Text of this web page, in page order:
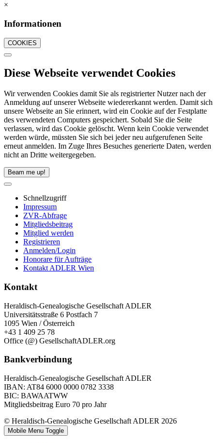
×
Informationen
COOKIES
Diese Webseite verwendet Cookies
Wir verwenden Cookies damit Sie als registrierter Nutzer nach der
Anmeldung auf unserer Webseite wiedererkannt werden. Damit sich
unsere Webseite an Sie erinnert, wird ein Cookie auf der Festplatte
des verwendeten Computers gespeichert. Sobald Sie die Seite
verlassen, wird das Cookie gelöscht. Wenn kein Cookie verwendet
werden würde, müssten Sie sich bei jeder neu aufgerufenen Seite
erneut anmelden. Im Zuge Ihres Besuches generierte Daten, werden
nicht an Dritte weitergegeben.
Beam me up!
Schnellzugriff
Impressum
ZVR-Abfrage
Mitgliedsbeitrag
Mitglied werden
Registrieren
Anmelden/Login
Honorare für Aufträge
Kontakt ADLER Wien
Kontakt
Heraldisch-Genealogische Gesellschaft ADLER
Universitätsstraße 6 Postfach 7
1095 Wien / Österreich
+43 1 409 25 78
Office (@) GesellschaftADLER.org
Bankverbindung
Heraldisch-Genealogische Gesellschaft ADLER
IBAN: AT84 6000 0000 0782 3338
BIC: BAWAATWW
Mitgliedsbeitrag Euro 70 pro Jahr
© Heraldisch-Genealogische Gesellschaft ADLER 2026
Mobile Menu Toggle